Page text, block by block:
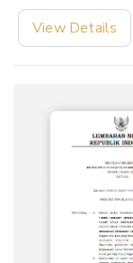
View Details